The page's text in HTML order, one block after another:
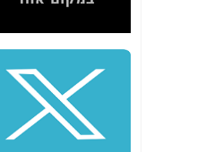
סיכום ביקור בסיליקון
שלמה פילבר (עד
לאחרונה מנכ"ל משרד
התקשורת) - עד
מדינה? הצחקתם